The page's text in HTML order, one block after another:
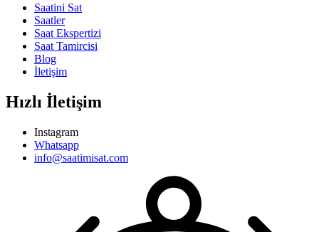
Saatini Sat
Saatler
Saat Ekspertizi
Saat Tamircisi
Blog
İletişim
Hızlı İletişim
Instagram
Whatsapp
info@saatimisat.com